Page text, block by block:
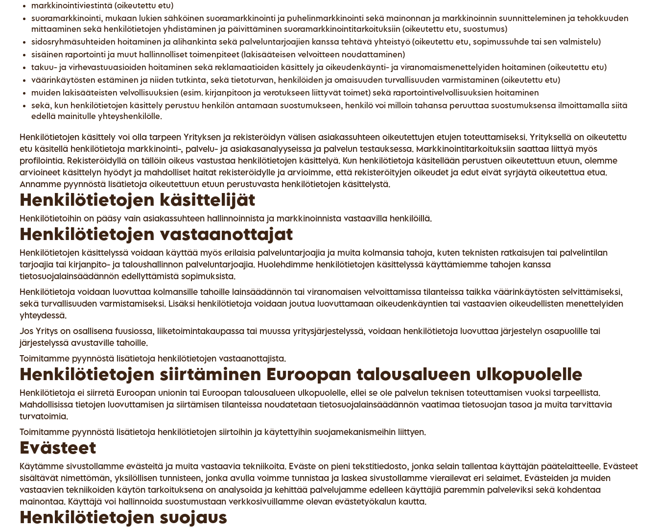
markkinointiviestintä (oikeutettu etu)
suoramarkkinointi, mukaan lukien sähköinen suoramarkkinointi ja puhelinmarkkinointi sekä mainonnan ja markkinoinnin suunnitteleminen ja tehokkuuden
mittaaminen sekä henkilötietojen yhdistäminen ja päivittäminen suoramarkkinointitarkoituksiin (oikeutettu etu, suostumus)
sidosryhmäsuhteiden hoitaminen ja alihankinta sekä palveluntarjoajien kanssa tehtävä yhteistyö (oikeutettu etu, sopimussuhde tai sen valmistelu)
sisäinen raportointi ja muut hallinnolliset toimenpiteet (lakisääteisen velvoitteen noudattaminen)
takuu- ja virhevastuuasioiden hoitaminen sekä reklamaatioiden käsittely ja oikeudenkäynti- ja viranomaismenettelyiden hoitaminen (oikeutettu etu)
väärinkäytösten estäminen ja niiden tutkinta, sekä tietoturvan, henkilöiden ja omaisuuden turvallisuuden varmistaminen (oikeutettu etu)
muiden lakisääteisten velvollisuuksien (esim. kirjanpitoon ja verotukseen liittyvät toimet) sekä raportointivelvollisuuksien hoitaminen
sekä, kun henkilötietojen käsittely perustuu henkilön antamaan suostumukseen, henkilö voi milloin tahansa peruuttaa suostumuksensa ilmoittamalla siitä
edellä mainitulle yhteyshenkilölle.
Henkilötietojen käsittely voi olla tarpeen Yrityksen ja rekisteröidyn välisen asiakassuhteen oikeutettujen etujen toteuttamiseksi. Yrityksellä on oikeutettu
etu käsitellä henkilötietoja markkinointi-, palvelu- ja asiakasanalyyseissa ja palvelun testauksessa. Markkinointitarkoituksiin saattaa liittyä myös
profilointia. Rekisteröidyllä on tällöin oikeus vastustaa henkilötietojen käsittelyä. Kun henkilötietoja käsitellään perustuen oikeutettuun etuun, olemme
arvioineet käsittelyn hyödyt ja mahdolliset haitat rekisteröidylle ja arvioimme, että rekisteröityjen oikeudet ja edut eivät syrjäytä oikeutettua etua.
Annamme pyynnöstä lisätietoja oikeutettuun etuun perustuvasta henkilötietojen käsittelystä.
Henkilötietojen käsittelijät
Henkilötietoihin on pääsy vain asiakassuhteen hallinnoinnista ja markkinoinnista vastaavilla henkilöillä.
Henkilötietojen vastaanottajat
Henkilötietojen käsittelyssä voidaan käyttää myös erilaisia palveluntarjoajia ja muita kolmansia tahoja, kuten teknisten ratkaisujen tai palvelintilan
tarjoajia tai kirjanpito- ja taloushallinnon palveluntarjoajia. Huolehdimme henkilötietojen käsittelyssä käyttämiemme tahojen kanssa
tietosuojalainsäädännön edellyttämistä sopimuksista.
Henkilötietoja voidaan luovuttaa kolmansille tahoille lainsäädännön tai viranomaisen velvoittamissa tilanteissa taikka väärinkäytösten selvittämiseksi,
sekä turvallisuuden varmistamiseksi. Lisäksi henkilötietoja voidaan joutua luovuttamaan oikeudenkäyntien tai vastaavien oikeudellisten menettelyiden
yhteydessä.
Jos Yritys on osallisena fuusiossa, liiketoimintakaupassa tai muussa yritysjärjestelyssä, voidaan henkilötietoja luovuttaa järjestelyn osapuolille tai
järjestelyssä avustaville tahoille.
Toimitamme pyynnöstä lisätietoja henkilötietojen vastaanottajista.
Henkilötietojen siirtäminen Euroopan talousalueen ulkopuolelle
Henkilötietoja ei siirretä Euroopan unionin tai Euroopan talousalueen ulkopuolelle, ellei se ole palvelun teknisen toteuttamisen vuoksi tarpeellista.
Mahdollisissa tietojen luovuttamisen ja siirtämisen tilanteissa noudatetaan tietosuojalainsäädännön vaatimaa tietosuojan tasoa ja muita tarvittavia
turvatoimia.
Toimitamme pyynnöstä lisätietoja henkilötietojen siirtoihin ja käytettyihin suojamekanismeihin liittyen.
Evästeet
Käytämme sivustollamme evästeitä ja muita vastaavia tekniikoita. Eväste on pieni tekstitiedosto, jonka selain tallentaa käyttäjän päätelaitteelle. Evästeet
sisältävät nimettömän, yksilöllisen tunnisteen, jonka avulla voimme tunnistaa ja laskea sivustollamme vierailevat eri selaimet. Evästeiden ja muiden
vastaavien tekniikoiden käytön tarkoituksena on analysoida ja kehittää palvelujamme edelleen käyttäjiä paremmin palveleviksi sekä kohdentaa
mainontaa. Käyttäjä voi hallinnoida suostumustaan verkkosivuillamme olevan evästetyökalun kautta.
Henkilötietojen suojaus